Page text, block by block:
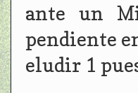
ante un
pendiente
eludir 1